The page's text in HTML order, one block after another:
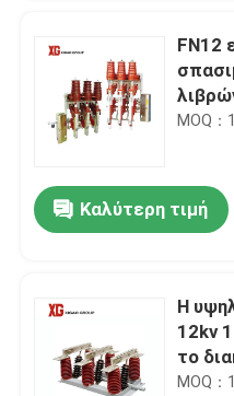
FN12
MOQ
Καλύτερη τιμή
Η
12kv
το
MOQ